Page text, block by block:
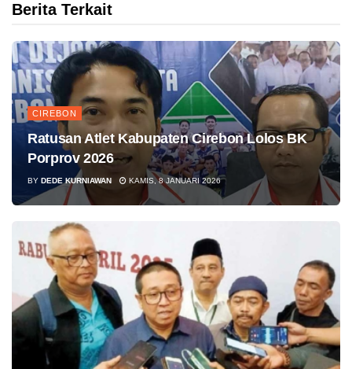
Berita Terkait
CIREBON
Ratusan Atlet Kabupaten Cirebon Lolos BK
Porprov 2026
BY DEDE KURNIAWAN KAMIS, 8 JANUARI 2026